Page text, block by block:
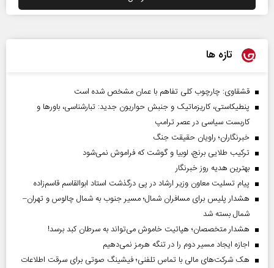
تازه ها
قشقاوی: چارچوب کلی تفاهم با عمان مشخص شده است
پنطیکاستی، کاریزماتیک و جنبش حواریون جدید: تبارشناسی، باور‌ها و
کاربست سیاسی در عصر ترامپ
خبرنگاران؛ راویان حقیقت جنگ
ترکیب طلایی برنج، لوبیا و گوشت که فراموش نمی‌شود
بهترین هدیه روز خبرنگار
پیام تسلیت معاون وزیر ارشاد در پی درگذشت استاد ابوالقاسم قاسم‌زاده
هشدار پلیس برای مسافران شمال؛ مسیر جنوب به شمال چالوس و تهران–
شمال بسته شد
هشدار متخصصان؛ هپاتیت خاموش می‌تواند به سرطان کبد برسد!
اجازه ایجاد مسیر دوم را در تنگه هرمز نمی‌دهیم
هک شرکت‌های مالی با تماس تلفنی؛ فیشینگ صوتی برای سرقت اطلاعات